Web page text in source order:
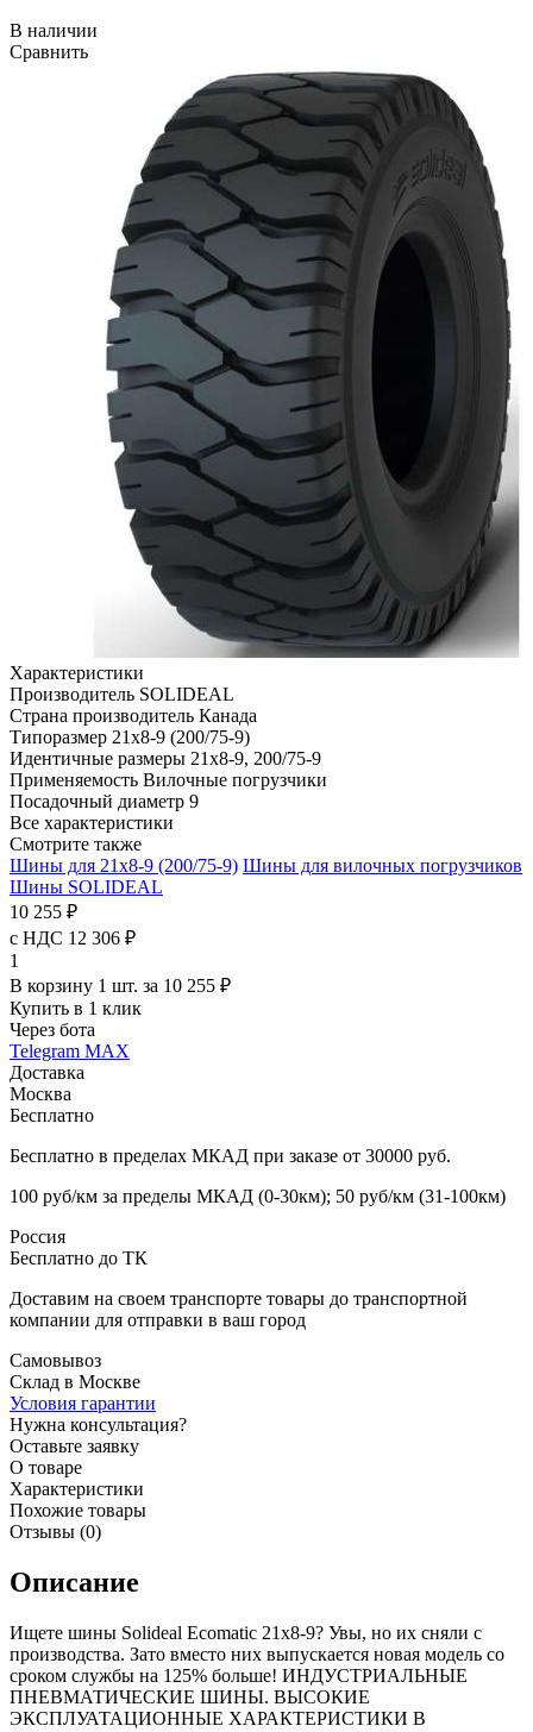
В наличии
Сравнить
Характеристики
Производитель SOLIDEAL
Страна производитель Канада
Типоразмер 21x8-9 (200/75-9)
Идентичные размеры 21x8-9, 200/75-9
Применяемость Вилочные погрузчики
Посадочный диаметр 9
Все характеристики
Смотрите также
Шины для 21x8-9 (200/75-9) Шины для вилочных погрузчиков
Шины SOLIDEAL
10 255 ₽
с НДС 12 306 ₽
1
В корзину 1 шт. за 10 255 ₽
Купить в 1 клик
Через бота
Telegram MAX
Доставка
Москва
Бесплатно
Бесплатно в пределах МКАД при заказе от 30000 руб.
100 руб/км за пределы МКАД (0-30км); 50 руб/км (31-100км)
Россия
Бесплатно до ТК
Доставим на своем транспорте товары до транспортной
компании для отправки в ваш город
Самовывоз
Склад в Москве
Условия гарантии
Нужна консультация?
Оставьте заявку
О товаре
Характеристики
Похожие товары
Отзывы (0)
Описание
Ищете шины Solideal Ecomatic 21x8-9? Увы, но их сняли с
производства. Зато вместо них выпускается новая модель со
сроком службы на 125% больше! ИНДУСТРИАЛЬНЫЕ
ПНЕВМАТИЧЕСКИЕ ШИНЫ. ВЫСОКИЕ
ЭКСПЛУАТАЦИОННЫЕ ХАРАКТЕРИСТИКИ В